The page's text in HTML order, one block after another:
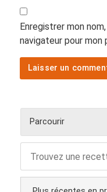
Enregistrer mon
navigateur pour mon
Parcourir